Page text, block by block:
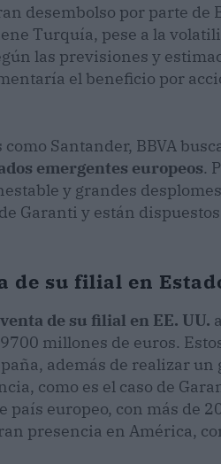
desembolso por parte de
Turquía, pese a la
las previsiones y
el beneficio por
Santander, BBVA
emergentes europeos.
y grandes
Garanti y están
de su filial en
venta de su filial en EE. UU.
millones de euros.
además de realizar
como es el caso de
europeo, con más de
presencia en América,